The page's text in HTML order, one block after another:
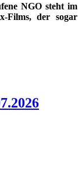
NGO steht im
Films, der sogar